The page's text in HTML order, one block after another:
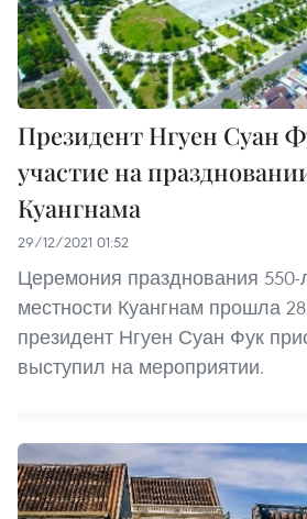
Президент Нгуен Суан
участие на
Куангнама
29/12/2021 01:52
Церемония празднования
местности Куангнам прошла
президент Нгуен Суан Фук
выступил на мероприятии.